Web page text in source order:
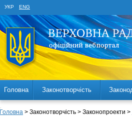
УКР ENG
Головна Законотворчість
Головна > Законотворчість > Законопроекти >